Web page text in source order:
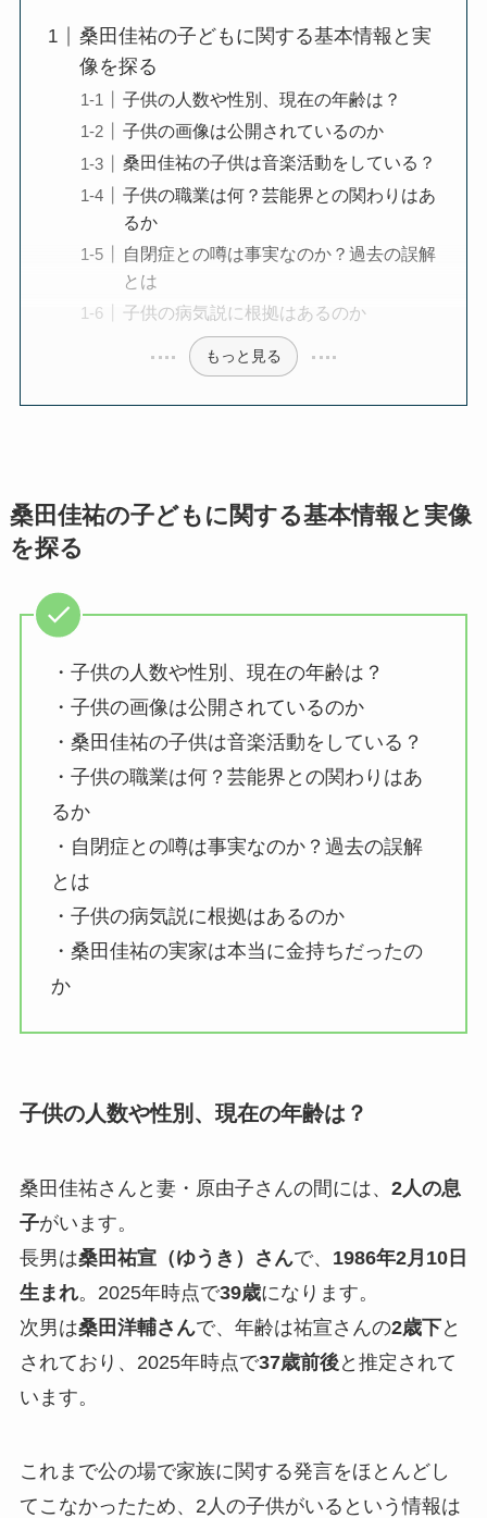
桑田佳祐の子どもに関する基本情報と実
像を探る
子供の人数や性別、現在の年齢は？
子供の画像は公開されているのか
桑田佳祐の子供は音楽活動をしている？
子供の職業は何？芸能界との関わりはあ
るか
自閉症との噂は事実なのか？過去の誤解
とは
子供の病気説に根拠はあるのか
もっと見る
桑田佳祐の子どもに関する基本情報と実像
を探る
・子供の人数や性別、現在の年齢は？
・子供の画像は公開されているのか
・桑田佳祐の子供は音楽活動をしている？
・子供の職業は何？芸能界との関わりはあ
るか
・自閉症との噂は事実なのか？過去の誤解
とは
・子供の病気説に根拠はあるのか
・桑田佳祐の実家は本当に金持ちだったの
か
子供の人数や性別、現在の年齢は？
桑田佳祐さんと妻・原由子さんの間には、 2人の息
子がいます。
長男は桑田祐宣（ゆうき）さんで、 1986年2月10日
生まれ。2025年時点で39歳になります。
次男は桑田洋輔さんで、年齢は祐宣さんの2歳下と
されており、2025年時点で37歳前後と推定されて
います。
これまで公の場で家族に関する発言をほとんどし
てこなかったため、2人の子供がいるという情報は